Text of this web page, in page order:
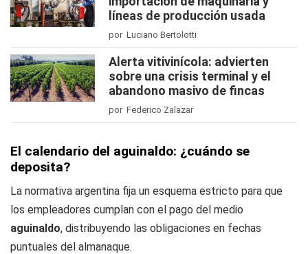
líneas de producción usada
por Luciano Bertolotti
Alerta vitivinícola: advierten
sobre una crisis terminal y el
abandono masivo de fincas
por Federico Zalazar
El calendario del aguinaldo: ¿cuándo se
deposita?
La normativa argentina fija un esquema estricto para que
los empleadores cumplan con el pago del medio
aguinaldo, distribuyendo las obligaciones en fechas
puntuales del almanaque.